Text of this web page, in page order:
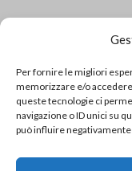
Per fornire le migliori
memorizzare e/o
queste tecnologie ci
navigazione o ID unici su
può influire
84013 Cava de'
+39 329 952 9244
Lun-Ven: 09:30-
Pausa pranzo: